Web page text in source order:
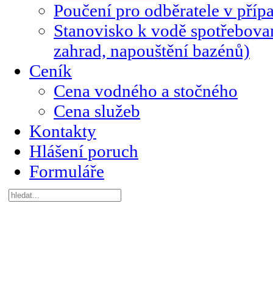
Poučení pro odběratele v
Stanovisko k vodě
zahrad, napouštění bazénů)
Ceník
Cena vodného a stočného
Cena služeb
Kontakty
Hlášení poruch
Formuláře